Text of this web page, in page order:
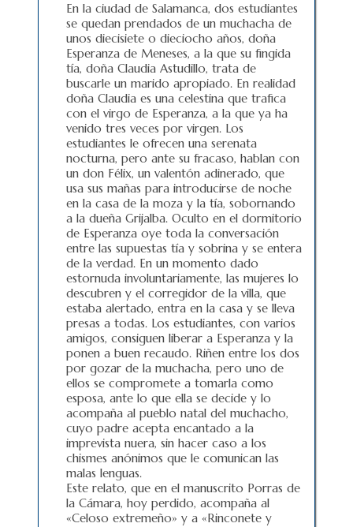
En la ciudad de Salamanca, dos estudiantes
se quedan prendados de un muchacha de
unos diecisiete o dieciocho años, doña
Esperanza de Meneses, a la que su fingida
tía, doña Claudia Astudillo, trata de
buscarle un marido apropiado. En realidad
doña Claudia es una celestina que trafica
con el virgo de Esperanza, a la que ya ha
venido tres veces por virgen. Los
estudiantes le ofrecen una serenata
nocturna, pero ante su fracaso, hablan con
un don Félix, un valentón adinerado, que
usa sus mañas para introducirse de noche
en la casa de la moza y la tía, sobornando
a la dueña Grijalba. Oculto en el dormitorio
de Esperanza oye toda la conversación
entre las supuestas tía y sobrina y se entera
de la verdad. En un momento dado
estornuda involuntariamente, las mujeres lo
descubren y el corregidor de la villa, que
estaba alertado, entra en la casa y se lleva
presas a todas. Los estudiantes, con varios
amigos, consiguen liberar a Esperanza y la
ponen a buen recaudo. Riñen entre los dos
por gozar de la muchacha, pero uno de
ellos se compromete a tomarla como
esposa, ante lo que ella se decide y lo
acompaña al pueblo natal del muchacho,
cuyo padre acepta encantado a la
imprevista nuera, sin hacer caso a los
chismes anónimos que le comunican las
malas lenguas.
Este relato, que en el manuscrito Porras de
la Cámara, hoy perdido, acompaña al
«Celoso extremeño» y a «Rinconete y